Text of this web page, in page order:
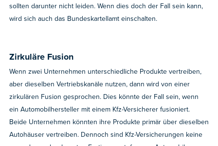
sollten darunter nicht leiden. Wenn dies doch der Fall sein kann,
wird sich auch das Bundeskartellamt einschalten.
Zirkuläre Fusion
Wenn zwei Unternehmen unterschiedliche Produkte vertreiben,
aber dieselben Vertriebskanäle nutzen, dann wird von einer
zirkulären Fusion gesprochen. Dies könnte der Fall sein, wenn
ein Automobilhersteller mit einem Kfz-Versicherer fusioniert.
Beide Unternehmen könnten ihre Produkte primär über dieselben
Autohäuser vertreiben. Dennoch sind Kfz-Versicherungen keine